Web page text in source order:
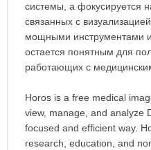
системы, а фокусируется
связанных с
мощными инструментами
остается понятным для
работающих с
Horos is a free medical
view, manage, and analyze
focused and efficient way.
research, education, and